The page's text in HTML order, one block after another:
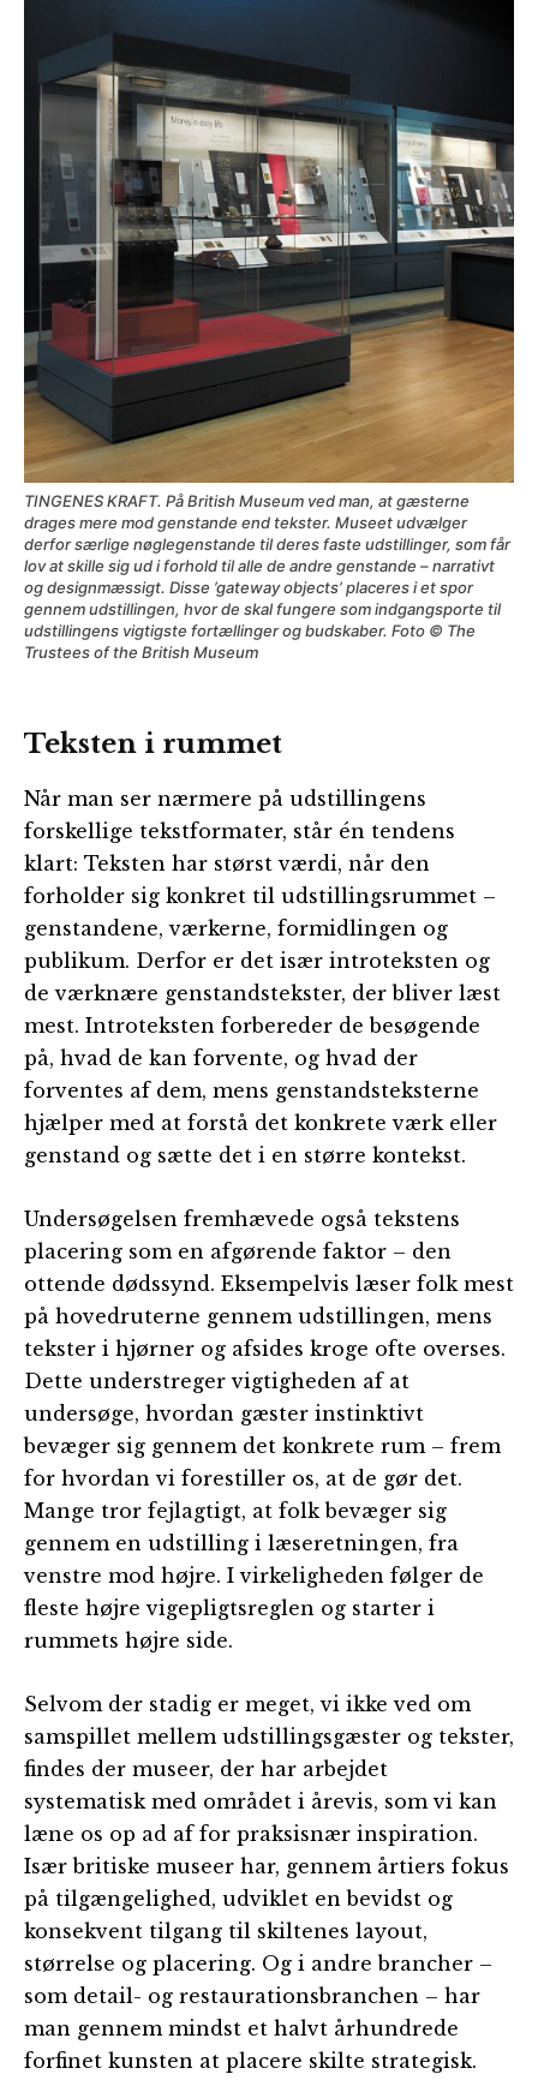
TINGENES KRAFT. På British Museum ved man, at gæsterne
drages mere mod genstande end tekster. Museet udvælger
derfor særlige nøglegenstande til deres faste udstillinger, som får
lov at skille sig ud i forhold til alle de andre genstande – narrativt
og designmæssigt. Disse ’gateway objects’ placeres i et spor
gennem udstillingen, hvor de skal fungere som indgangsporte til
udstillingens vigtigste fortællinger og budskaber. Foto © The
Trustees of the British Museum
Teksten i rummet
Når man ser nærmere på udstillingens
forskellige tekstformater, står én tendens
klart: Teksten har størst værdi, når den
forholder sig konkret til udstillingsrummet –
genstandene, værkerne, formidlingen og
publikum. Derfor er det især introteksten og
de værknære genstandstekster, der bliver læst
mest. Introteksten forbereder de besøgende
på, hvad de kan forvente, og hvad der
forventes af dem, mens genstandsteksterne
hjælper med at forstå det konkrete værk eller
genstand og sætte det i en større kontekst.
Undersøgelsen fremhævede også tekstens
placering som en afgørende faktor – den
ottende dødssynd. Eksempelvis læser folk mest
på hovedruterne gennem udstillingen, mens
tekster i hjørner og afsides kroge ofte overses.
Dette understreger vigtigheden af at
undersøge, hvordan gæster instinktivt
bevæger sig gennem det konkrete rum – frem
for hvordan vi forestiller os, at de gør det.
Mange tror fejlagtigt, at folk bevæger sig
gennem en udstilling i læseretningen, fra
venstre mod højre. I virkeligheden følger de
fleste højre vigepligtsreglen og starter i
rummets højre side.
Selvom der stadig er meget, vi ikke ved om
samspillet mellem udstillingsgæster og tekster,
findes der museer, der har arbejdet
systematisk med området i årevis, som vi kan
læne os op ad af for praksisnær inspiration.
Især britiske museer har, gennem årtiers fokus
på tilgængelighed, udviklet en bevidst og
konsekvent tilgang til skiltenes layout,
størrelse og placering. Og i andre brancher –
som detail- og restaurationsbranchen – har
man gennem mindst et halvt århundrede
forfinet kunsten at placere skilte strategisk.